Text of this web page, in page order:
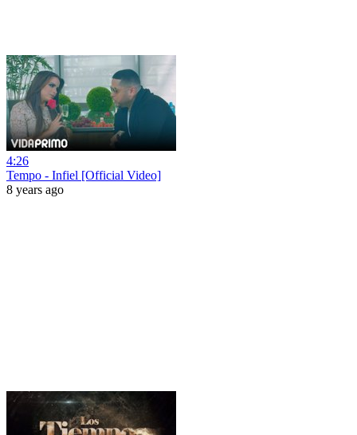
4:26
Tempo - Infiel [Official Video]
8 years ago